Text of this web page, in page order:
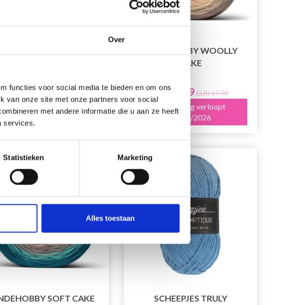
Over
functies voor social media te bieden en om ons
van onze site met onze partners voor social
met andere informatie die u aan ze heeft
services.
Statistieken Marketing
Alles toestaan
EUR 3.90
LINDEHOBBY WOOLLY
CAKE
EUR 8.99 EUR 17.99
Aanbieding verloopt
31/08/2026
SOFT CAKE
SCHEEPJES TRULY